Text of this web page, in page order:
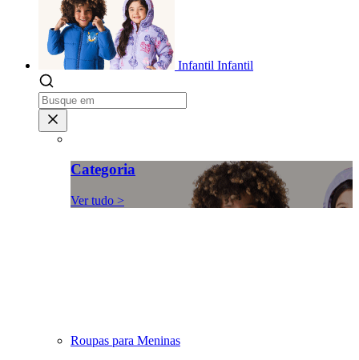
Infantil Infantil
Categoria
Ver tudo >
Roupas para Meninas